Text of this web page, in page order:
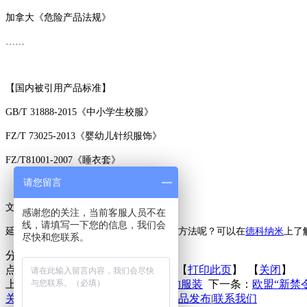
加拿大《危险产品法规》
……
【国内被引用产品标准】
GB/T 31888-2015《中小学生校服》
FZ/T 73025-2013《婴幼儿针织服饰》
FZ/T81001-2007《睡衣套》
文章来自：纺织服装检测
延伸了解：关于阻燃又会有什么样的测试方法呢？可以在德科纳米上了
分享到：
点击次数：更新时间：2016-04-30 【打印此页 】 【 关闭 】
上一条：市面上甲醛含量容易超标的服装 下一条： 欧盟“新禁
关于联庄
新品发布联系我们
请您留言
感谢您的关注，当前客服人员不在
线，请填写一下您的信息，我们会
尽快和您联系。